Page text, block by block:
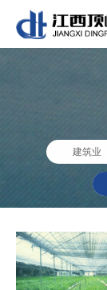
建筑业